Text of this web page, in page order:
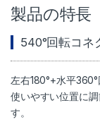
製品の特長
540°回転コネ
左右180°+水平
使いやすい位置に
す。